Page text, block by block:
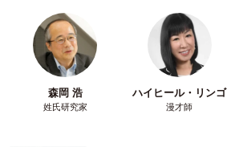
森岡 浩
姓氏研究家
ハイヒール・リンゴ
漫才師